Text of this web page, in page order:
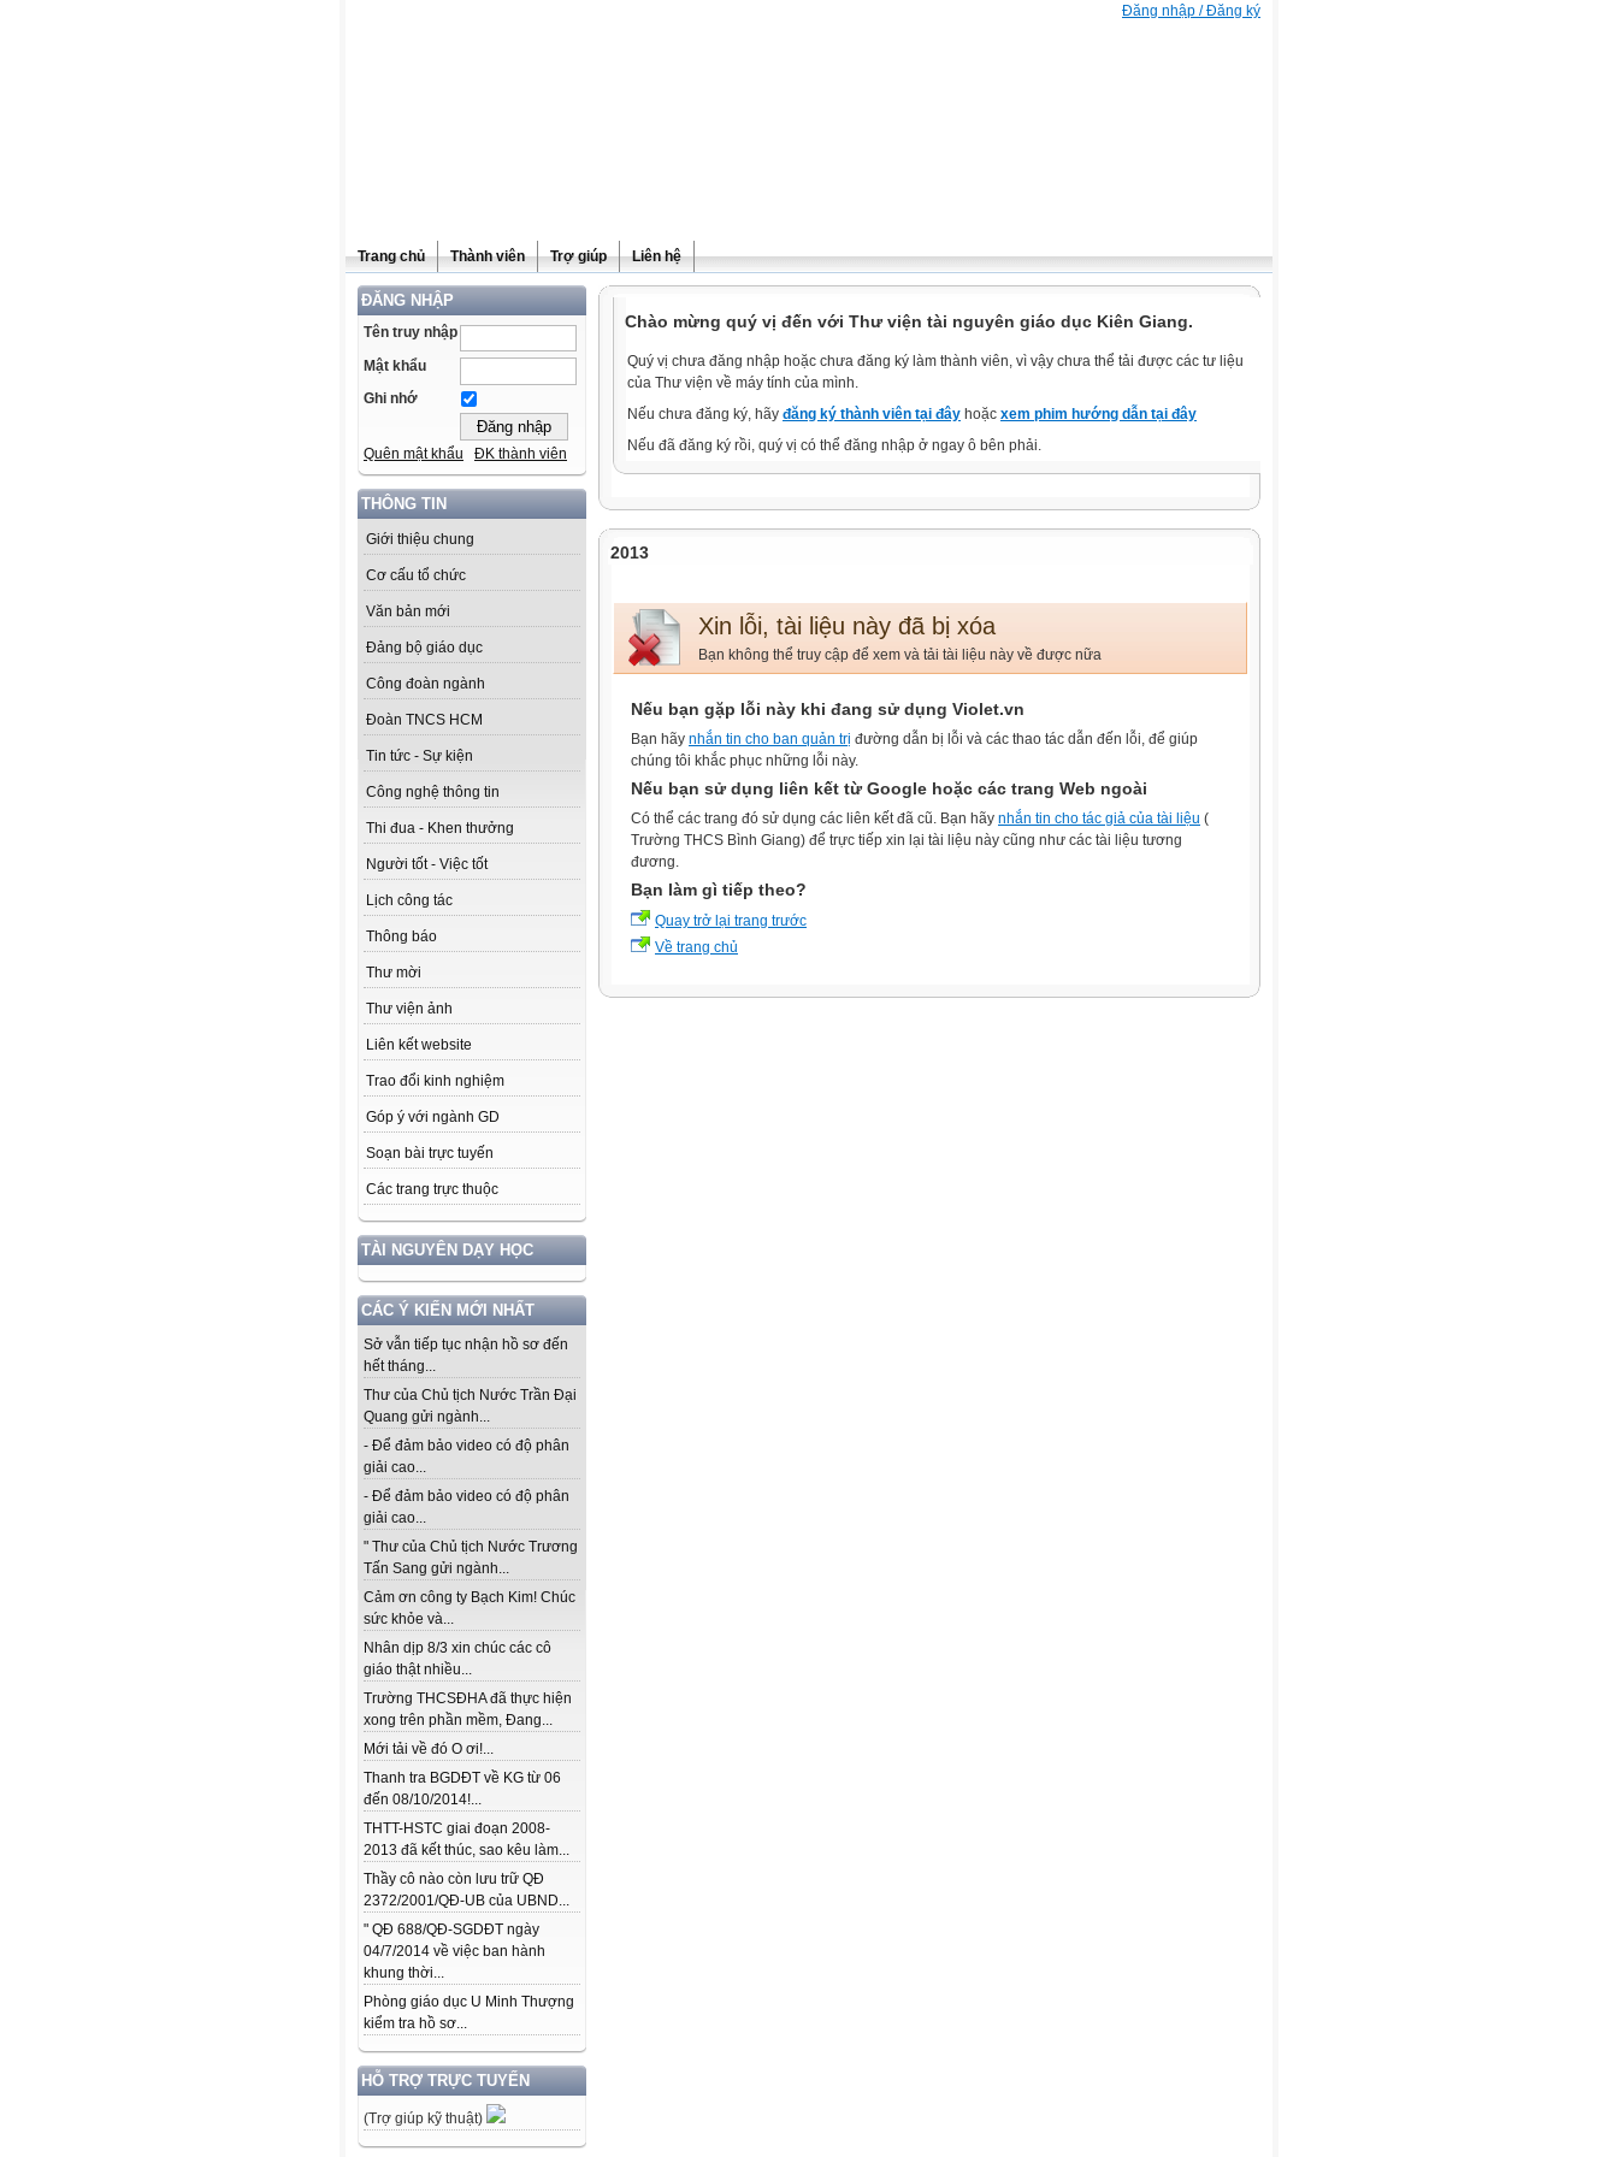
Đăng nhập / Đăng ký
Trang chủ Thành viên Trợ giúp Liên hệ
ĐĂNG NHẬP
Tên truy nhập
Mật khẩu
Ghi nhớ
Quên mật khẩu ĐK thành viên
THÔNG TIN
Giới thiệu chung
Cơ cấu tổ chức
Văn bản mới
Đảng bộ giáo dục
Công đoàn ngành
Đoàn TNCS HCM
Tin tức - Sự kiện
Công nghệ thông tin
Thi đua - Khen thưởng
Người tốt - Việc tốt
Lịch công tác
Thông báo
Thư mời
Thư viện ảnh
Liên kết website
Trao đổi kinh nghiệm
Góp ý với ngành GD
Soạn bài trực tuyến
Các trang trực thuộc
TÀI NGUYÊN DẠY HỌC
CÁC Ý KIẾN MỚI NHẤT
Sở vẫn tiếp tục nhận hồ sơ đến
hết tháng...
Thư của Chủ tịch Nước Trần Đại
Quang gửi ngành...
- Để đảm bảo video có độ phân
giải cao...
- Để đảm bảo video có độ phân
giải cao...
" Thư của Chủ tịch Nước Trương
Tấn Sang gửi ngành...
Cảm ơn công ty Bạch Kim! Chúc
sức khỏe và...
Nhân dịp 8/3 xin chúc các cô
giáo thật nhiều...
Trường THCSĐHA đã thực hiện
xong trên phần mềm, Đang...
Mới tải về đó O ơi!...
Thanh tra BGDĐT về KG từ 06
đến 08/10/2014!...
THTT-HSTC giai đoạn 2008-
2013 đã kết thúc, sao kêu làm...
Thầy cô nào còn lưu trữ QĐ
2372/2001/QĐ-UB của UBND...
" QĐ 688/QĐ-SGDĐT ngày
04/7/2014 về việc ban hành
khung thời...
Phòng giáo dục U Minh Thượng
kiểm tra hồ sơ...
HỖ TRỢ TRỰC TUYẾN
(Trợ giúp kỹ thuật)
Chào mừng quý vị đến với Thư viện tài nguyên giáo dục Kiên Giang.
Quý vị chưa đăng nhập hoặc chưa đăng ký làm thành viên, vì vậy chưa thể tải được các tư liệu
của Thư viện về máy tính của mình.
Nếu chưa đăng ký, hãy đăng ký thành viên tại đây hoặc xem phim hướng dẫn tại đây
Nếu đã đăng ký rồi, quý vị có thể đăng nhập ở ngay ô bên phải.
2013
Xin lỗi, tài liệu này đã bị xóa
Bạn không thể truy cập để xem và tải tài liệu này về được nữa
Nếu bạn gặp lỗi này khi đang sử dụng Violet.vn
Bạn hãy nhắn tin cho ban quản trị đường dẫn bị lỗi và các thao tác dẫn đến lỗi, để giúp
chúng tôi khắc phục những lỗi này.
Nếu bạn sử dụng liên kết từ Google hoặc các trang Web ngoài
Có thể các trang đó sử dụng các liên kết đã cũ. Bạn hãy nhắn tin cho tác giả của tài liệu (
Trường THCS Bình Giang) để trực tiếp xin lại tài liệu này cũng như các tài liệu tương
đương.
Bạn làm gì tiếp theo?
Quay trở lại trang trước
Về trang chủ